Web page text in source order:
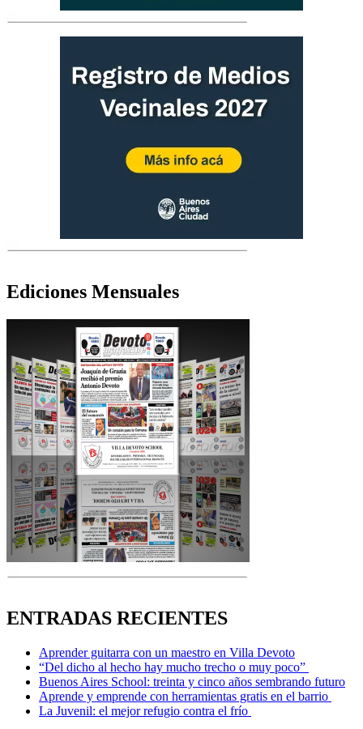
Ediciones Mensuales
ENTRADAS RECIENTES
Aprender guitarra con un maestro en Villa Devoto
“Del dicho al hecho hay mucho trecho o muy poco”
Buenos Aires School: treinta y cinco años sembrando futuro
Aprende y emprende con herramientas gratis en el barrio
La Juvenil: el mejor refugio contra el frío